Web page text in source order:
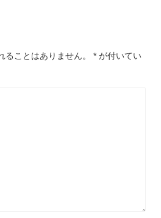
ることはありません。 * が付いてい